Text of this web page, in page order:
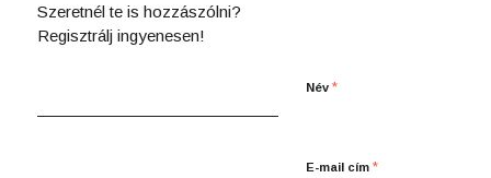
Szeretnél te is hozzászólni?
Regisztrálj ingyenesen!
Név *
E-mail cím *